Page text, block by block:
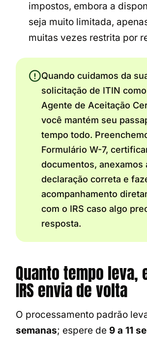
impostos, embora a
seja muito limitada,
muitas vezes restrita por
Quando cuidamos da
solicitação de ITIN
Agente de Aceitação
você mantém seu
tempo todo.
Formulário W-7,
documentos, anexamos
declaração correta e
acompanhamento
com o IRS caso algo
resposta.
Quanto tempo leva,
IRS envia de volta
O processamento padrão
semanas; espere de 9 a 11